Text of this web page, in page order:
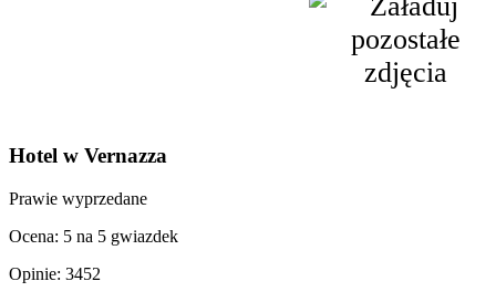
Hotel w Vernazza
Prawie wyprzedane
Ocena: 5 na 5 gwiazdek
Opinie: 3452